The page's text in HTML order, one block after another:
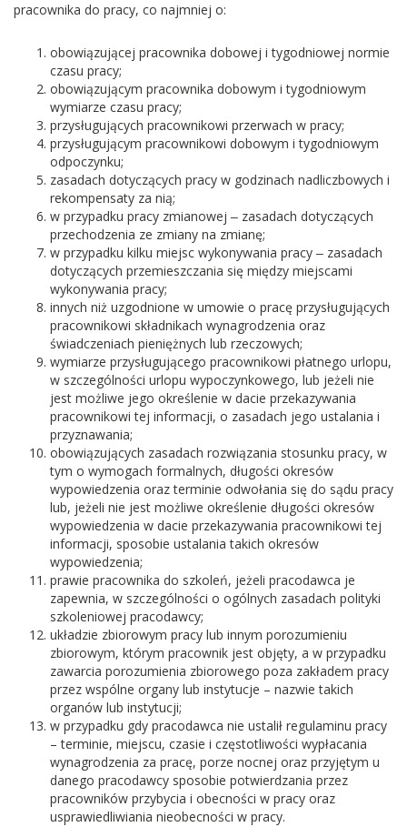
pracownika do pracy, co najmniej o:
obowiązującej pracownika dobowej i tygodniowej normie
czasu pracy;
obowiązującym pracownika dobowym i tygodniowym
wymiarze czasu pracy;
przysługujących pracownikowi przerwach w pracy;
przysługującym pracownikowi dobowym i tygodniowym
odpoczynku;
zasadach dotyczących pracy w godzinach nadliczbowych i
rekompensaty za nią;
w przypadku pracy zmianowej ‒ zasadach dotyczących
przechodzenia ze zmiany na zmianę;
w przypadku kilku miejsc wykonywania pracy ‒ zasadach
dotyczących przemieszczania się między miejscami
wykonywania pracy;
innych niż uzgodnione w umowie o pracę przysługujących
pracownikowi składnikach wynagrodzenia oraz
świadczeniach pieniężnych lub rzeczowych;
wymiarze przysługującego pracownikowi płatnego urlopu,
w szczególności urlopu wypoczynkowego, lub jeżeli nie
jest możliwe jego określenie w dacie przekazywania
pracownikowi tej informacji, o zasadach jego ustalania i
przyznawania;
obowiązujących zasadach rozwiązania stosunku pracy, w
tym o wymogach formalnych, długości okresów
wypowiedzenia oraz terminie odwołania się do sądu pracy
lub, jeżeli nie jest możliwe określenie długości okresów
wypowiedzenia w dacie przekazywania pracownikowi tej
informacji, sposobie ustalania takich okresów
wypowiedzenia;
prawie pracownika do szkoleń, jeżeli pracodawca je
zapewnia, w szczególności o ogólnych zasadach polityki
szkoleniowej pracodawcy;
układzie zbiorowym pracy lub innym porozumieniu
zbiorowym, którym pracownik jest objęty, a w przypadku
zawarcia porozumienia zbiorowego poza zakładem pracy
przez wspólne organy lub instytucje – nazwie takich
organów lub instytucji;
w przypadku gdy pracodawca nie ustalił regulaminu pracy
– terminie, miejscu, czasie i częstotliwości wypłacania
wynagrodzenia za pracę, porze nocnej oraz przyjętym u
danego pracodawcy sposobie potwierdzania przez
pracowników przybycia i obecności w pracy oraz
usprawiedliwiania nieobecności w pracy.